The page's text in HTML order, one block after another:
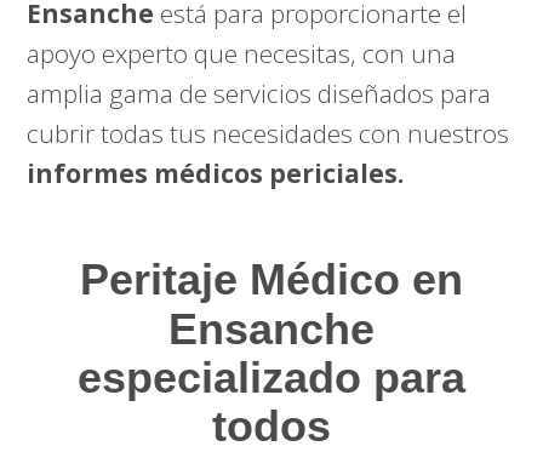
Ensanche está para proporcionarte el
apoyo experto que necesitas, con una
amplia gama de servicios diseñados para
cubrir todas tus necesidades con nuestros
informes médicos periciales.
Peritaje Médico en
Ensanche
especializado para
todos